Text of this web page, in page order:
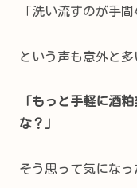
「洗い流すのが手間
という声も意外と
「もっと手軽に酒
な？」
そう思って気になっ